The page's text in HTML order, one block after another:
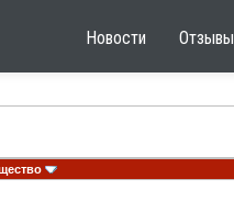
Новости Отзывы